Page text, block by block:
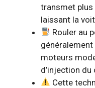
transmet plus
laissant la
Rouler au
moteurs
d’injection du
Cette